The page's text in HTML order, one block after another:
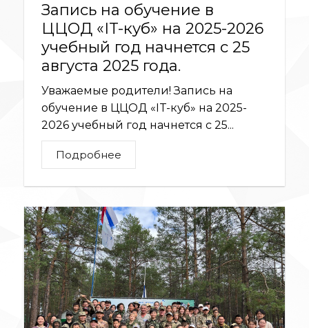
Запись на обучение в
ЦЦОД «IT-куб» на 2025-2026
учебный год начнется с 25
августа 2025 года.
Уважаемые родители! Запись на
обучение в ЦЦОД «IT-куб» на 2025-
2026 учебный год начнется с 25...
Подробнее